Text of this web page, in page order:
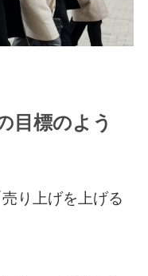
目標のよう
り上げを上げる